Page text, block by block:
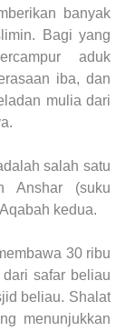
banyak
Bagi yang
aduk
iba, dan
mulia dari
salah satu
Anshar (suku
kedua.
30 ribu
beliau. Shalat
menunjukkan